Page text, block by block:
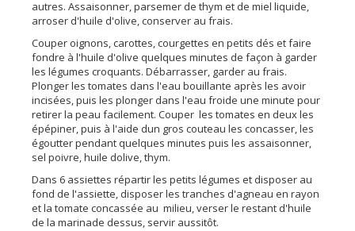
autres. Assaisonner, parsemer de thym et de miel liquide,
arroser d'huile d'olive, conserver au frais.
Couper oignons, carottes, courgettes en petits dés et faire
fondre à l'huile d'olive quelques minutes de façon à garder
les légumes croquants. Débarrasser, garder au frais.
Plonger les tomates dans l'eau bouillante après les avoir
incisées, puis les plonger dans l'eau froide une minute pour
retirer la peau facilement. Couper les tomates en deux les
épépiner, puis à l'aide dun gros couteau les concasser, les
égoutter pendant quelques minutes puis les assaisonner,
sel poivre, huile dolive, thym.
Dans 6 assiettes répartir les petits légumes et disposer au
fond de l'assiette, disposer les tranches d'agneau en rayon
et la tomate concassée au milieu, verser le restant d'huile
de la marinade dessus, servir aussitôt.